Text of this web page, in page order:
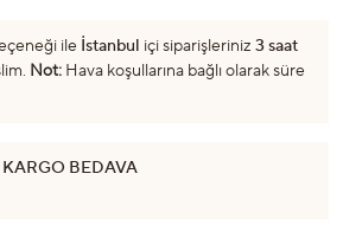
ile İstanbul içi siparişleriniz 3 saat
Not: Hava koşullarına bağlı olarak süre
KARGO BEDAVA